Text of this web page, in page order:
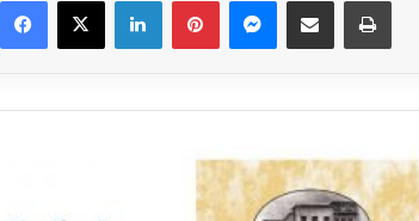
Müstakil
Bolu
Sancağı